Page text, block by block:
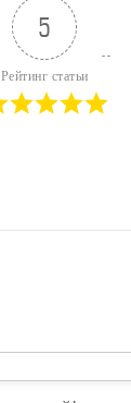
5
Рейтинг статьи